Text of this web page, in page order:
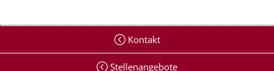
Kontakt
Stellenangebote